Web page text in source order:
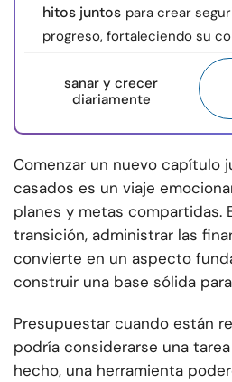
hitos juntos para crear
progreso, fortaleciendo su
sanar y crecer
diariamente
Comenzar un nuevo capítulo
casados es un viaje
planes y metas compartidas.
transición, administrar las
convierte en un aspecto
construir una base sólida
Presupuestar cuando están
podría considerarse una
hecho, una herramienta